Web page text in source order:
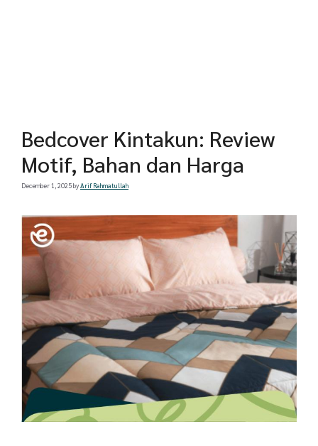
Bedcover Kintakun: Review
Motif, Bahan dan Harga
December 1, 2025byArif Rahmatullah